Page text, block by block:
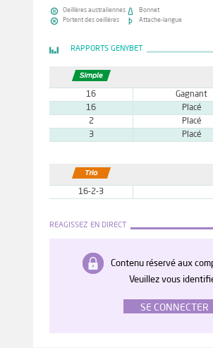
 Oeillères australiennes
 Portent des oeillères
 Bonnet
 Attache-langue
RAPPORTS GENYBET
16 Gagnant
16
Placé
2
Placé
3
Placé
16-2-3
REAGISSEZ EN DIRECT
Contenu réservé aux
Veuillez vous
SE CONNECTER